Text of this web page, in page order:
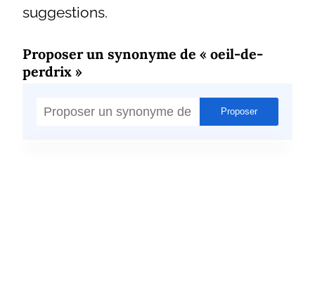
suggestions.
Proposer un synonyme de « oeil-de-
perdrix »